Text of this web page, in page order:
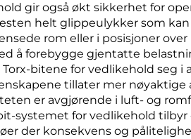
gir også økt sikkerhet for
helt glippeulykker som
rom eller i posisjoner
å forebygge gjentatte
bitene for vedlikehold seg i
tillater mer
er avgjørende i luft- og
systemet for vedlikehold
der konsekvens og